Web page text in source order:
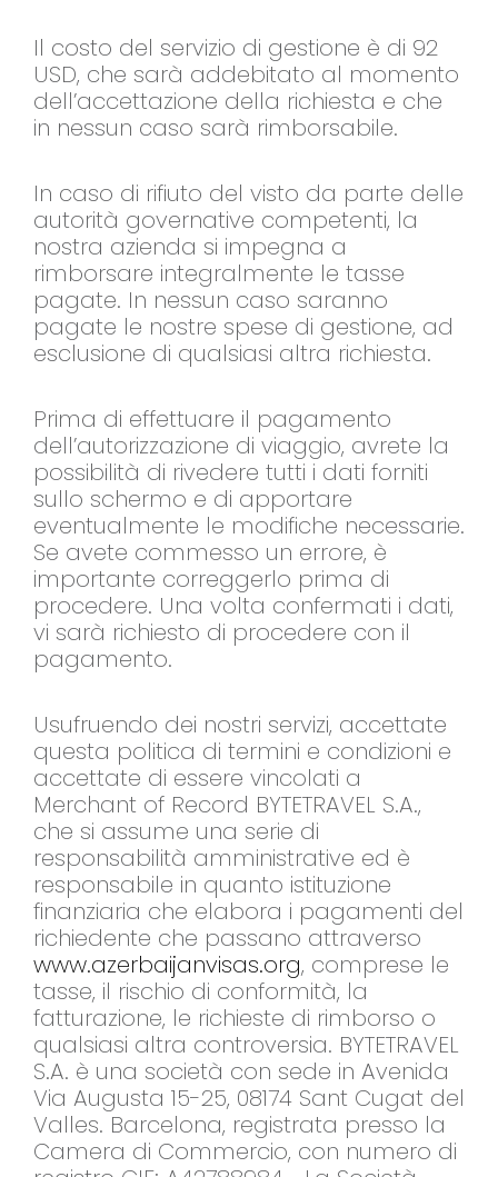
Il costo del servizio di gestione è di 92
USD, che sarà addebitato al momento
dell’accettazione della richiesta e che
in nessun caso sarà rimborsabile.
In caso di rifiuto del visto da parte delle
autorità governative competenti, la
nostra azienda si impegna a
rimborsare integralmente le tasse
pagate. In nessun caso saranno
pagate le nostre spese di gestione, ad
esclusione di qualsiasi altra richiesta.
Prima di effettuare il pagamento
dell’autorizzazione di viaggio, avrete la
possibilità di rivedere tutti i dati forniti
sullo schermo e di apportare
eventualmente le modifiche necessarie.
Se avete commesso un errore, è
importante correggerlo prima di
procedere. Una volta confermati i dati,
vi sarà richiesto di procedere con il
pagamento.
Usufruendo dei nostri servizi, accettate
questa politica di termini e condizioni e
accettate di essere vincolati a
Merchant of Record BYTETRAVEL S.A.,
che si assume una serie di
responsabilità amministrative ed è
responsabile in quanto istituzione
finanziaria che elabora i pagamenti del
richiedente che passano attraverso
www.azerbaijanvisas.org, comprese le
tasse, il rischio di conformità, la
fatturazione, le richieste di rimborso o
qualsiasi altra controversia. BYTETRAVEL
S.A. è una società con sede in Avenida
Via Augusta 15-25, 08174 Sant Cugat del
Valles. Barcelona, registrata presso la
Camera di Commercio, con numero di